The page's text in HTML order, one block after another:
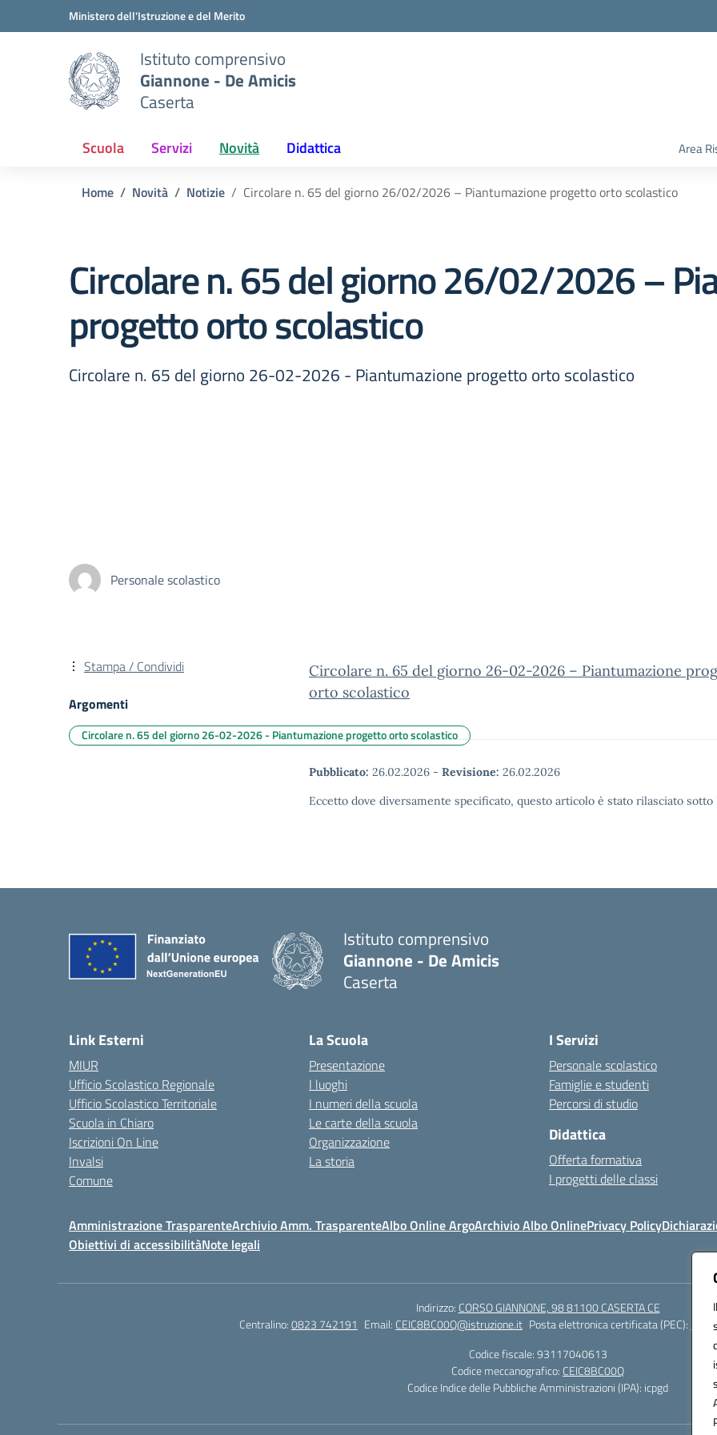
Vai ai contenuti
Vai al menu di navigazioneMinistero dell'Istruzione e del Merito
Istituto comprensivo
Giannone - De Amicis
Caserta
Scuola Servizi Novità Didattica Area
Home Novità Notizie Circolare n. 65 del giorno 26/02/2026 – Piantumazione progetto orto scolastico
Circolare n. 65 del giorno 26/02/2026 –
progetto orto scolastico
Circolare n. 65 del giorno 26-02-2026 - Piantumazione progetto orto scolastico
Personale scolastico
Circolare n. 65 del giorno 26-02-2026 – Piantumazione
orto scolastico
Pubblicato: 26.02.2026 - Revisione: 26.02.2026
Eccetto dove diversamente specificato, questo articolo è stato rilasciato
Stampa / Condividi
Argomenti
Circolare n. 65 del giorno 26-02-2026 - Piantumazione progetto orto scolastico
Istituto comprensivo
Giannone - De Amicis
Caserta
Link Esterni
MIUR
Ufficio Scolastico Regionale
Ufficio Scolastico Territoriale
Scuola in Chiaro
Iscrizioni On Line
Invalsi
Comune
La Scuola
Presentazione
I luoghi
I numeri della scuola
Le carte della scuola
Organizzazione
La storia
I Servizi
Personale scolastico
Famiglie e studenti
Percorsi di studio
Didattica
Offerta formativa
I progetti delle classi
Amministrazione TrasparenteArchivio Amm. TrasparenteAlbo Online ArgoArchivio Albo OnlinePrivacy Policy
Obiettivi di accessibilitàNote legali
Indirizzo: CORSO GIANNONE, 98 81100 CASERTA CE
Centralino:0823 742191 Email: CEIC8BC00Q@istruzione.it Posta elettronica certificata (PEC):
Codice fiscale: 93117040613
Codice meccanografico: CEIC8BC00Q
Codice Indice delle Pubbliche Amministrazioni (IPA): icpgd